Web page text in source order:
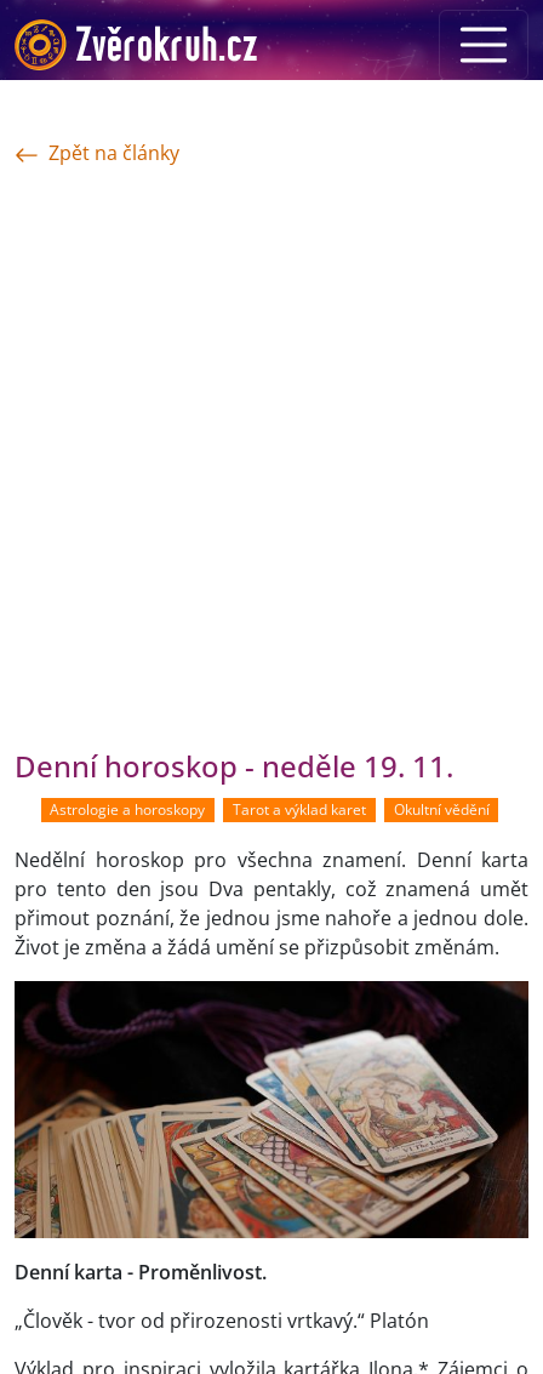
Zpět na články
Denní horoskop - neděle 19. 11.
Astrologie a horoskopy Tarot a výklad karet Okultní vědění
Nedělní horoskop pro všechna znamení. Denní karta
pro tento den jsou Dva pentakly, což znamená umět
přimout poznání, že jednou jsme nahoře a jednou dole.
Život je změna a žádá umění se přizpůsobit změnám.
Denní karta - Proměnlivost.
„Člověk - tvor od přirozenosti vrtkavý.“ Platón